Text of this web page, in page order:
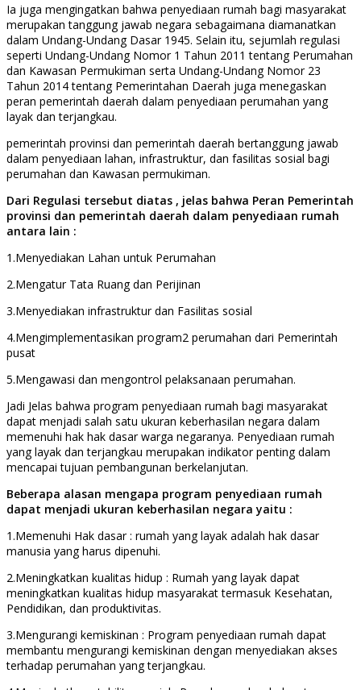
Ia juga mengingatkan bahwa penyediaan rumah bagi masyarakat
merupakan tanggung jawab negara sebagaimana diamanatkan
dalam Undang-Undang Dasar 1945. Selain itu, sejumlah regulasi
seperti Undang-Undang Nomor 1 Tahun 2011 tentang Perumahan
dan Kawasan Permukiman serta Undang-Undang Nomor 23
Tahun 2014 tentang Pemerintahan Daerah juga menegaskan
peran pemerintah daerah dalam penyediaan perumahan yang
layak dan terjangkau.
pemerintah provinsi dan pemerintah daerah bertanggung jawab
dalam penyediaan lahan, infrastruktur, dan fasilitas sosial bagi
perumahan dan Kawasan permukiman.
Dari Regulasi tersebut diatas , jelas bahwa Peran Pemerintah
provinsi dan pemerintah daerah dalam penyediaan rumah
antara lain :
1.Menyediakan Lahan untuk Perumahan
2.Mengatur Tata Ruang dan Perijinan
3.Menyediakan infrastruktur dan Fasilitas sosial
4.Mengimplementasikan program2 perumahan dari Pemerintah
pusat
5.Mengawasi dan mengontrol pelaksanaan perumahan.
Jadi Jelas bahwa program penyediaan rumah bagi masyarakat
dapat menjadi salah satu ukuran keberhasilan negara dalam
memenuhi hak hak dasar warga negaranya. Penyediaan rumah
yang layak dan terjangkau merupakan indikator penting dalam
mencapai tujuan pembangunan berkelanjutan.
Beberapa alasan mengapa program penyediaan rumah
dapat menjadi ukuran keberhasilan negara yaitu :
1.Memenuhi Hak dasar : rumah yang layak adalah hak dasar
manusia yang harus dipenuhi.
2.Meningkatkan kualitas hidup : Rumah yang layak dapat
meningkatkan kualitas hidup masyarakat termasuk Kesehatan,
Pendidikan, dan produktivitas.
3.Mengurangi kemiskinan : Program penyediaan rumah dapat
membantu mengurangi kemiskinan dengan menyediakan akses
terhadap perumahan yang terjangkau.